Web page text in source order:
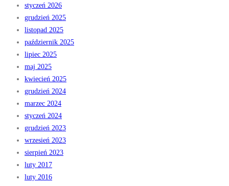
styczeń 2026
grudzień 2025
listopad 2025
październik 2025
lipiec 2025
maj 2025
kwiecień 2025
grudzień 2024
marzec 2024
styczeń 2024
grudzień 2023
wrzesień 2023
sierpień 2023
luty 2017
luty 2016